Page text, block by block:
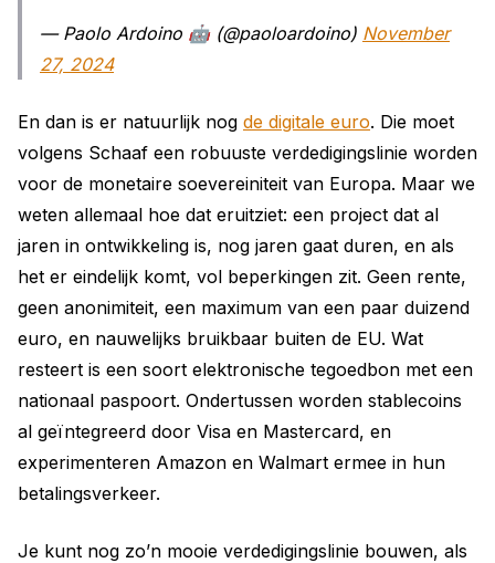
— Paolo Ardoino 🤖 (@paoloardoino) November
27, 2024
En dan is er natuurlijk nog de digitale euro. Die moet
volgens Schaaf een robuuste verdedigingslinie worden
voor de monetaire soevereiniteit van Europa. Maar we
weten allemaal hoe dat eruitziet: een project dat al
jaren in ontwikkeling is, nog jaren gaat duren, en als
het er eindelijk komt, vol beperkingen zit. Geen rente,
geen anonimiteit, een maximum van een paar duizend
euro, en nauwelijks bruikbaar buiten de EU. Wat
resteert is een soort elektronische tegoedbon met een
nationaal paspoort. Ondertussen worden stablecoins
al geïntegreerd door Visa en Mastercard, en
experimenteren Amazon en Walmart ermee in hun
betalingsverkeer.
Je kunt nog zo’n mooie verdedigingslinie bouwen, als